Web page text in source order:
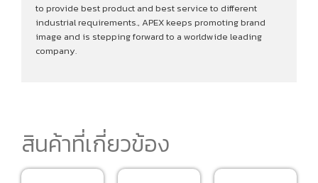
to provide best product and best service to different
industrial requirements., APEX keeps promoting brand
image and is stepping forward to a worldwide leading
company.
สินค้าที่เกี่ยวข้อง